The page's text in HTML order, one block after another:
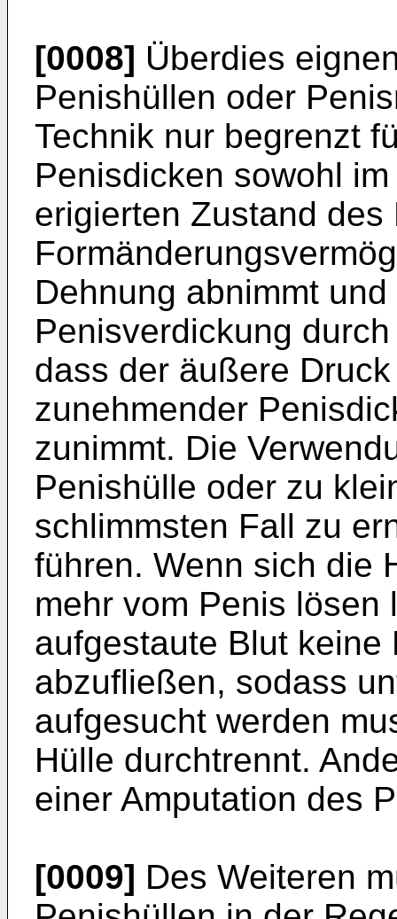
[0008] Überdies
Penishüllen oder
Technik nur begrenzt
Penisdicken sowohl
erigierten Zustand des
Dehnung abnimmt
Penisverdickung
dass der äußere
zunehmender
zunimmt. Die
Penishülle oder zu
schlimmsten Fall zu
führen. Wenn sich die
mehr vom Penis
aufgestaute Blut keine
abzufließen, sodass
aufgesucht werden
Hülle durchtrennt.
einer Amputation des
[0009] Des Weiteren